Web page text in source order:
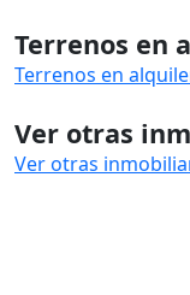
Terrenos en
Terrenos en
Ver otras
Ver otras